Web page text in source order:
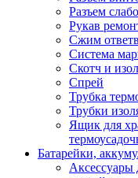
Разъем
Рукав
Сжим
Система
Скотч и
Спрей
Трубка
Трубки
Ящик для
Батарейки,
Аксессуары